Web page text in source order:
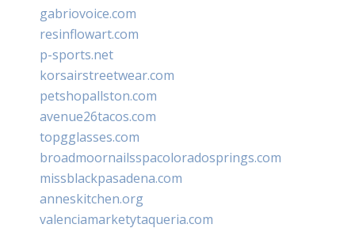
gabriovoice.com
resinflowart.com
p-sports.net
korsairstreetwear.com
petshopallston.com
avenue26tacos.com
topgglasses.com
broadmoornailsspacoloradosprings.com
missblackpasadena.com
anneskitchen.org
valenciamarketytaqueria.com